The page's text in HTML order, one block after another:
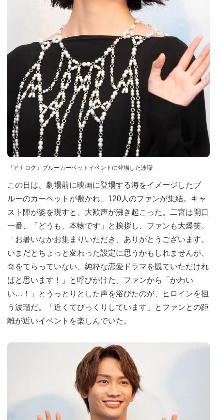
『アナログ』ブルーカーペットイベントに登場した波瑠
この日は、劇場前に映画に登場する海をイメージしたブ
ルーのカーペットが敷かれ、120人のファンが集結。キャ
スト陣が姿を現すと、大歓声が沸き起こった。二宮は開口
一番、「どうも、本物です」と挨拶し、ファンも大爆笑。
「お暑いなかお集まりいただき、ありがとうございます。
いまだとちょっと変わった設定に思うかもしれませんが、
奇をてらっていない、純粋な恋愛ドラマを観ていただけれ
ばと思います！」と呼びかけた。ファンから「かわい
い…！」とうっとりとした声を浴びたのが、ヒロインを担
う波瑠だ。「近くてびっくりしています」とファンとの距
離が近いイベントを楽しんでいた。